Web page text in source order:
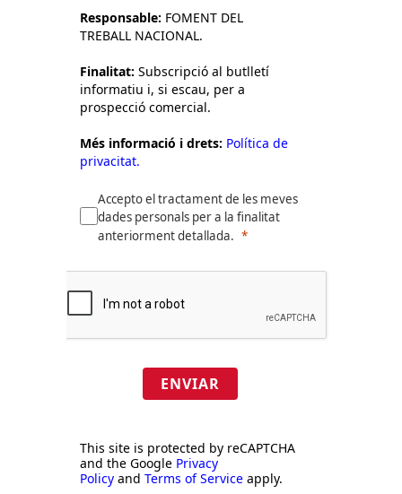
Responsable: FOMENT DEL
TREBALL NACIONAL.
Finalitat: Subscripció al butlletí
informatiu i, si escau, per a
prospecció comercial.
Més informació i drets: Política de
privacitat.
Accepto el tractament de les meves
dades personals per a la finalitat
anteriorment detallada.
ENVIAR
This site is protected by reCAPTCHA
and the Google Privacy
Policy and Terms of Service apply.